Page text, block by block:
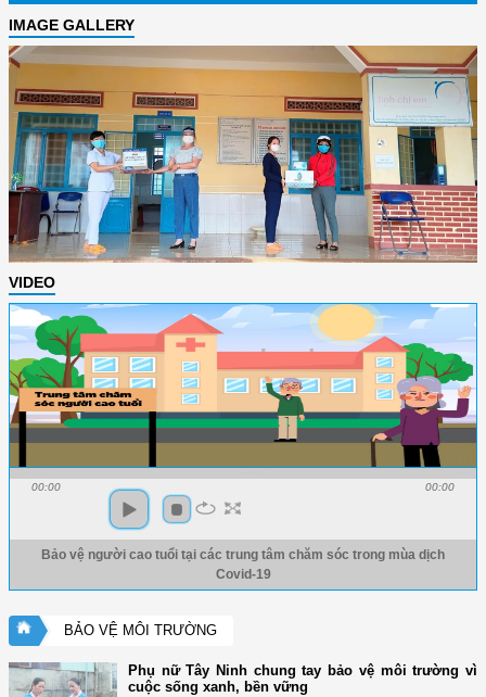
IMAGE GALLERY
VIDEO
00:00 00:00
Bảo vệ người cao tuổi tại các trung tâm chăm sóc trong mùa dịch
Covid-19
BẢO VỆ MÔI TRƯỜNG
Phụ nữ Tây Ninh chung tay bảo vệ môi trường vì
cuộc sống xanh, bền vững